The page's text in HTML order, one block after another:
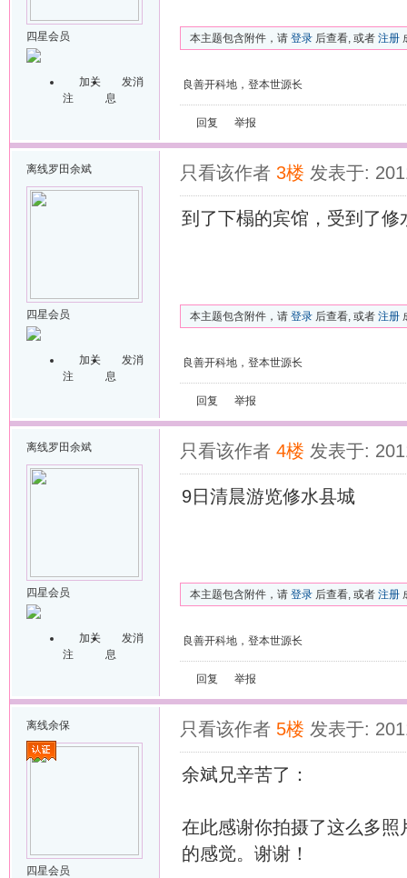
四星会员
加关
注
发消
息
本主题包含附件，请 登录 后查看, 或者 注册
良善开科地，登本世源长
回复 举报
离线罗田余斌
四星会员
加关
注
发消
息
只看该作者 3楼 发表于:
到了下榻的宾馆，受到了
本主题包含附件，请 登录 后查看, 或者 注册
良善开科地，登本世源长
回复 举报
离线罗田余斌
四星会员
加关
注
发消
息
只看该作者 4楼 发表于:
9日清晨游览修水县城
本主题包含附件，请 登录 后查看, 或者 注册
良善开科地，登本世源长
回复 举报
离线余保
四星会员
只看该作者 5楼 发表于:
余斌兄辛苦了：
在此感谢你拍摄了这么多
的感觉。谢谢！